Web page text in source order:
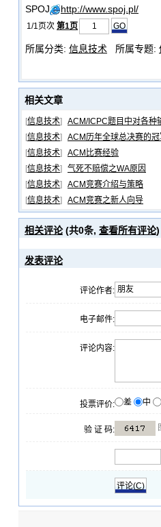
SPOJ
http://www.spoj.pl/
1/1页次 第1页
所属分类: 信息技术 所属专题:
相关文章
[信息技术] ACM/ICPC题目中对各种
[信息技术] ACM历年全球总决赛的
[信息技术] ACM比赛经验
[信息技术] 气死不赔偿之WA原因
[信息技术] ACM竞赛介绍与策略
[信息技术] ACM竞赛之新人向导
相关评论(共0条, 查看所有评论)
发表评论
评论作者:
电子邮件:
评论内容:
投票评价: 差 中
验 证 码:
评论(C)